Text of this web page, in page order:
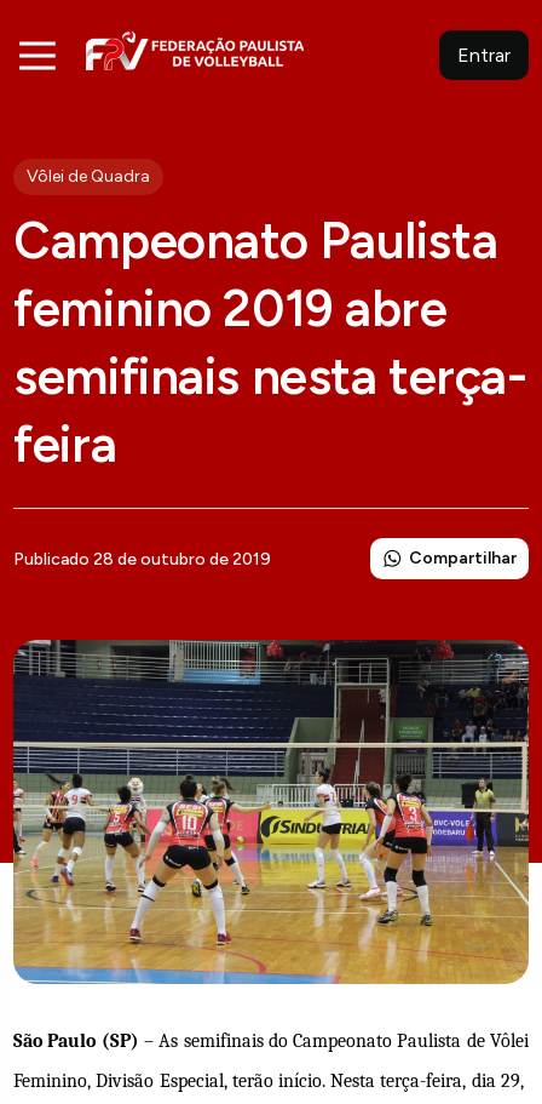
Entrar
Vôlei de Quadra
Campeonato Paulista
feminino 2019 abre
semifinais nesta terça-
feira
Publicado 28 de outubro de 2019 Compartilhar
São Paulo (SP) – As semifinais do Campeonato Paulista de Vôlei
Feminino, Divisão Especial, terão início. Nesta terça-feira, dia 29,